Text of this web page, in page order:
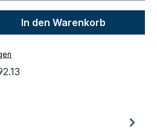
Gib den
In den Warenkorb